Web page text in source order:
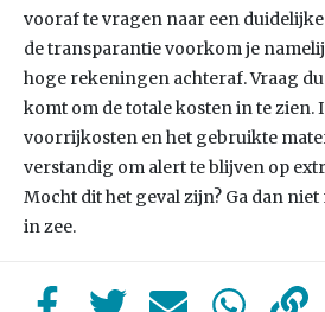
vooraf te vragen naar een
de transparantie voorkom je
hoge rekeningen achteraf. Vraag
komt om de totale kosten in te zien.
voorrijkosten en het gebruikte
verstandig om alert te blijven op
Mocht dit het geval zijn? Ga dan
in zee.